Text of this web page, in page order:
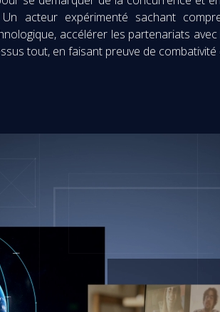
acteur expérimenté sachant
accélérer les partenariats
tout, en faisant preuve de combativité